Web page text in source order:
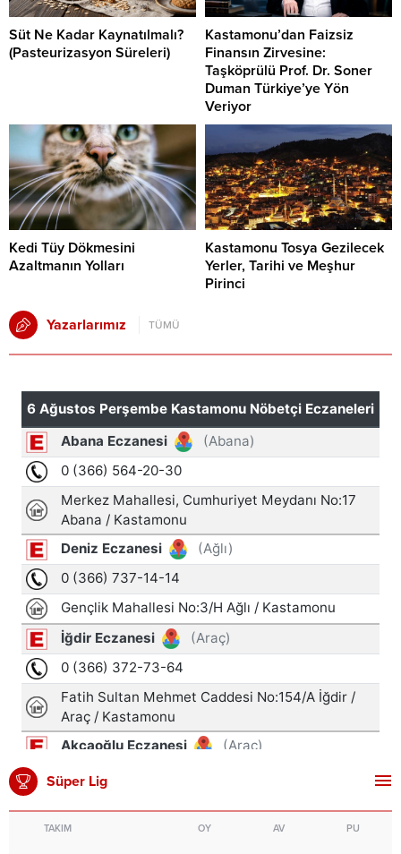
Süt Ne Kadar Kaynatılmalı?
(Pasteurizasyon Süreleri)
Kastamonu’dan Faizsiz
Finansın Zirvesine:
Taşköprülü Prof. Dr. Soner
Duman Türkiye’ye Yön
Veriyor
Kedi Tüy Dökmesini
Azaltmanın Yolları
Kastamonu Tosya Gezilecek
Yerler, Tarihi ve Meşhur
Pirinci
Yazarlarımız TÜMÜ
Süper Lig
TAKIM OY AV PU